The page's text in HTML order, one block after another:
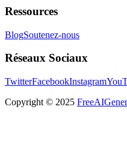
Ressources
BlogSoutenez-nous
Réseaux Sociaux
TwitterFacebookInstagram
Copyright © 2025